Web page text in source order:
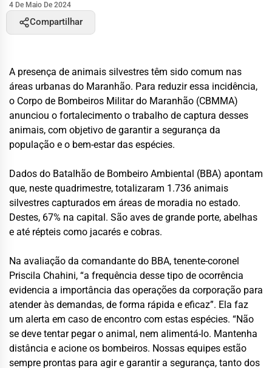
4 De Maio De 2024
Compartilhar
A presença de animais silvestres têm sido comum nas
áreas urbanas do Maranhão. Para reduzir essa incidência,
o Corpo de Bombeiros Militar do Maranhão (CBMMA)
anunciou o fortalecimento o trabalho de captura desses
animais, com objetivo de garantir a segurança da
população e o bem-estar das espécies.
Dados do Batalhão de Bombeiro Ambiental (BBA) apontam
que, neste quadrimestre, totalizaram 1.736 animais
silvestres capturados em áreas de moradia no estado.
Destes, 67% na capital. São aves de grande porte, abelhas
e até répteis como jacarés e cobras.
Na avaliação da comandante do BBA, tenente-coronel
Priscila Chahini, “a frequência desse tipo de ocorrência
evidencia a importância das operações da corporação para
atender às demandas, de forma rápida e eficaz”. Ela faz
um alerta em caso de encontro com estas espécies. “Não
se deve tentar pegar o animal, nem alimentá-lo. Mantenha
distância e acione os bombeiros. Nossas equipes estão
sempre prontas para agir e garantir a segurança, tanto dos